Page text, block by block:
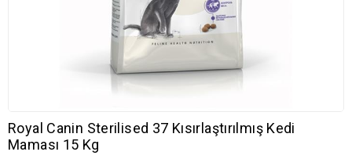
Royal Canin Sterilised 37 Kısırlaştırılmış Kedi
Maması 15 Kg